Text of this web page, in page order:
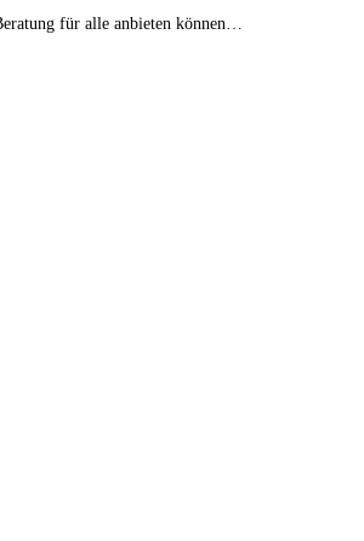
für alle anbieten können…